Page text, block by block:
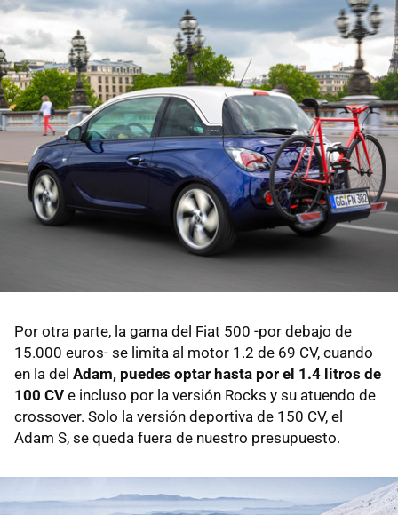
Por otra parte, la gama del Fiat 500 -por debajo de
15.000 euros- se limita al motor 1.2 de 69 CV, cuando
en la del Adam, puedes optar hasta por el 1.4 litros de
100 CV e incluso por la versión Rocks y su atuendo de
crossover. Solo la versión deportiva de 150 CV, el
Adam S, se queda fuera de nuestro presupuesto.